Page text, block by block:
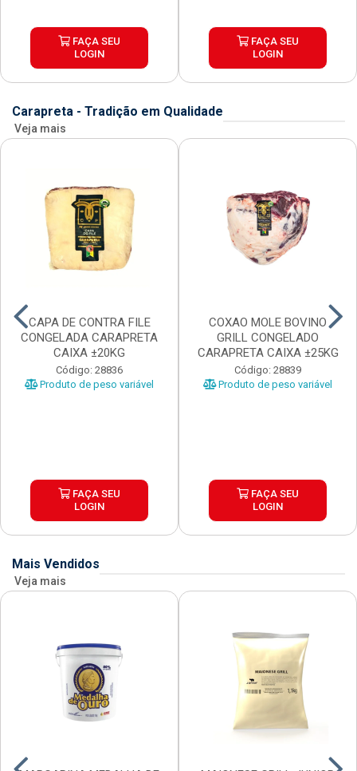
FAÇA SEU
LOGIN
FAÇA SEU
LOGIN
Carapreta - Tradição em Qualidade
Veja mais
CAPA DE CONTRA FILE
CONGELADA CARAPRETA
CAIXA ±20KG
Código: 28836
Produto de peso variável
FAÇA SEU
LOGIN
COXAO MOLE BOVINO
GRILL CONGELADO
CARAPRETA CAIXA ±25KG
Código: 28839
Produto de peso variável
FAÇA SEU
LOGIN
Mais Vendidos
Veja mais